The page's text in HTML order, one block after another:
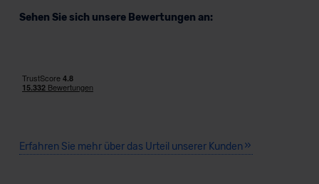
Sehen Sie sich unsere Bewertungen an:
Erfahren Sie mehr über das Urteil unserer Kunden